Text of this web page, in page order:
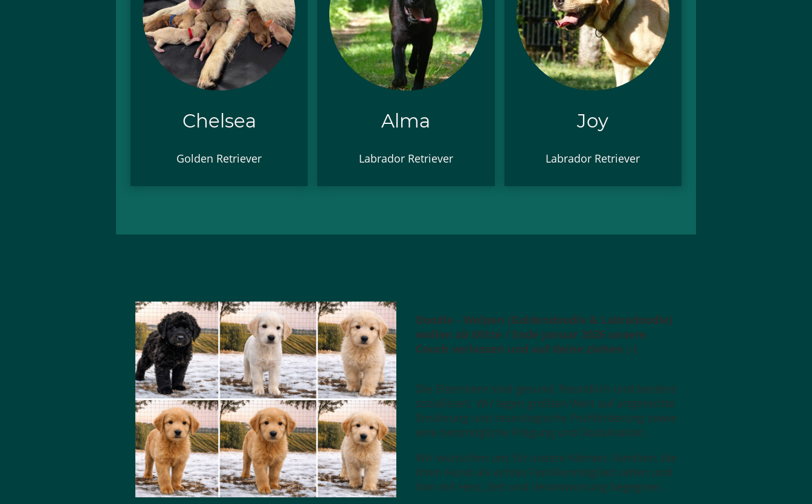
Chelsea
Golden Retriever
Alma
Labrador Retriever
Joy
Labrador Retriever
Doodle - Welpen (Goldendoodle & Labradoodle)
wollen ab Mitte / Ende Januar 2026 unsere
Couch verlassen und auf deine ziehen ;-)
Die Elterntiere sind gesund, freundlich und bestens
sozialisiert. Wir legen größten Wert auf artgerechte
Ernährung und neurologische Frühförderung sowie
eine bestmögliche Prägung und Sozialisation.
Wir wünschen uns für unsere Kleinen, Familien, die
ihren Hund als echtes Familienmitglied sehen und
ihm mit Herz, Zeit und Verantwortung begegnen.